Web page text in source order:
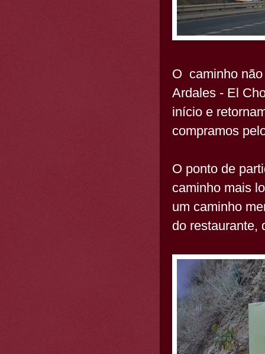
O caminho não
Ardales - El
início e
compramos
O ponto de
caminho mais
um caminho
do restaurante,